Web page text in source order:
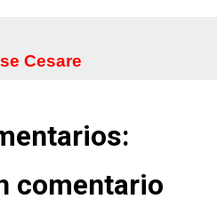
Cesare
comentario